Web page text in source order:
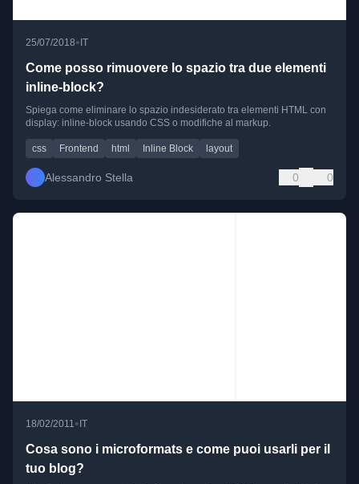
25/07/2018• IT
Come posso rimuovere lo spazio tra due elementi
inline-block?
Spiega come eliminare lo spazio indesiderato tra elementi HTML con
display: inline-block usando CSS o modifiche al markup.
css Frontend html Inline Block layout
Alessandro Stella 0 0
18/02/2011 •IT
Cosa sono i microformats e come puoi usarli per il
tuo blog?